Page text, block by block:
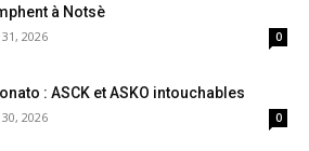
à Notsè
2026 0
: ASCK et ASKO intouchables
2026 0